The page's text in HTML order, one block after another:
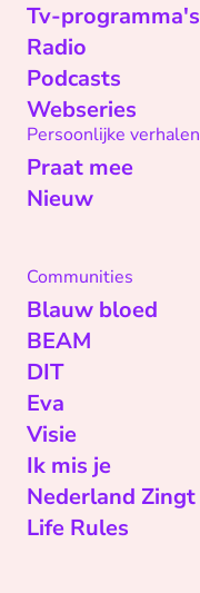
Tv-programma's
Radio
Podcasts
Webseries
Persoonlijke verhalen
Praat mee
Nieuw
Communities
Blauw bloed
BEAM
DIT
Eva
Visie
Ik mis je
Nederland Zingt
Life Rules